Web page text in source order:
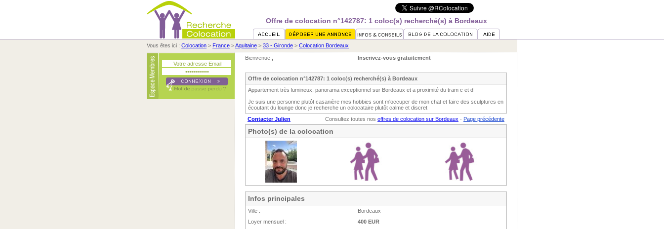
Offre de colocation n°142787: 1 coloc(s) recherché(s) à Bordeaux
Vous êtes ici : Colocation > France >Aquitaine > 33 - Gironde > Colocation Bordeaux
Bienvenue , Inscrivez-vous gratuitement
Offre de colocation n°142787: 1 coloc(s) recherché(s) à Bordeaux
Appartement très lumineux, panorama exceptionnel sur Bordeaux et a proximité du tram c et d
Je suis une personne plutôt casanière mes hobbies sont m'occuper de mon chat et faire des sculptures en
écoutant du lounge donc je recherche un colocataire plutôt calme et discret
Contacter Julien
Consultez toutes nos offres de colocation sur Bordeaux - Page précédente
Photo(s) de la colocation
Infos principales
Ville :
Bordeaux
Loyer mensuel :
400 EUR